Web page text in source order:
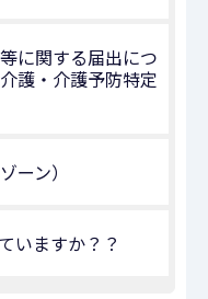
に関する届出につ
護・介護予防特定
ーン）
いますか？？